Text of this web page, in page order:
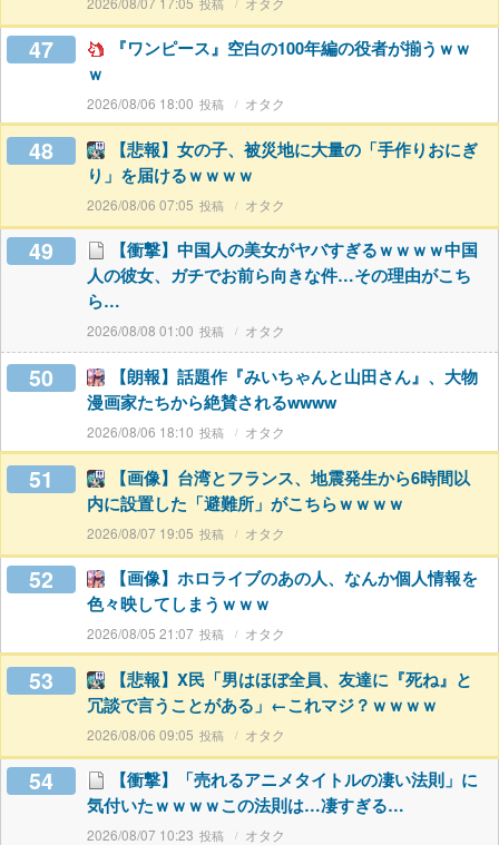
47
『ワンピース』空白の100年編の役者が揃うｗｗ
ｗ
2026/08/06 18:00 オタク
48
【悲報】女の子、被災地に大量の「手作りおにぎ
り」を届けるｗｗｗｗ
2026/08/06 07:05 オタク
49
【衝撃】中国人の美女がヤバすぎるｗｗｗｗ中国
人の彼女、ガチでお前ら向きな件…その理由がこち
ら…
2026/08/08 01:00 オタク
50
【朗報】話題作『みいちゃんと山田さん』、大物
漫画家たちから絶賛されるwwww
2026/08/06 18:10 オタク
51
【画像】台湾とフランス、地震発生から6時間以
内に設置した「避難所」がこちらｗｗｗｗ
2026/08/07 19:05 オタク
52
【画像】ホロライブのあの人、なんか個人情報を
色々映してしまうｗｗｗ
2026/08/05 21:07 オタク
53
【悲報】X民「男はほぼ全員、友達に『死ね』と
冗談で言うことがある」←これマジ？ｗｗｗｗ
2026/08/06 09:05 オタク
54
【衝撃】「売れるアニメタイトルの凄い法則」に
気付いたｗｗｗｗこの法則は…凄すぎる…
2026/08/07 10:23 オタク